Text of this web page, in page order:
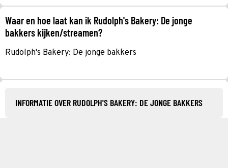
Waar en hoe laat kan ik Rudolph's Bakery: De jonge
bakkers kijken/streamen?
Rudolph's Bakery: De jonge bakkers
INFORMATIE OVER RUDOLPH'S BAKERY: DE JONGE BAKKERS